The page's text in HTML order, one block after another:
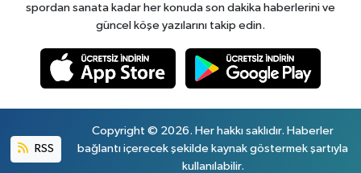
spordan sanata kadar her konuda son dakika haberlerini ve
güncel köşe yazılarını takip edin.
RSS
Copyright © 2026. Her hakkı saklıdır. Haberler
bağlantı içerecek şekilde kaynak göstermek şartıyla
kullanılabilir.